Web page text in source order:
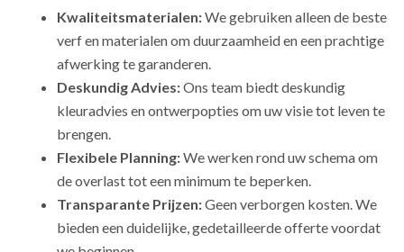
Kwaliteitsmaterialen:We gebruiken alleen de beste
verf en materialen om duurzaamheid en een prachtige
afwerking te garanderen.
Deskundig Advies:Ons team biedt deskundig
kleuradvies en ontwerpopties om uw visie tot leven te
brengen.
Flexibele Planning:We werken rond uw schema om
de overlast tot een minimum te beperken.
Transparante Prijzen:Geen verborgen kosten. We
bieden een duidelijke, gedetailleerde offerte voordat